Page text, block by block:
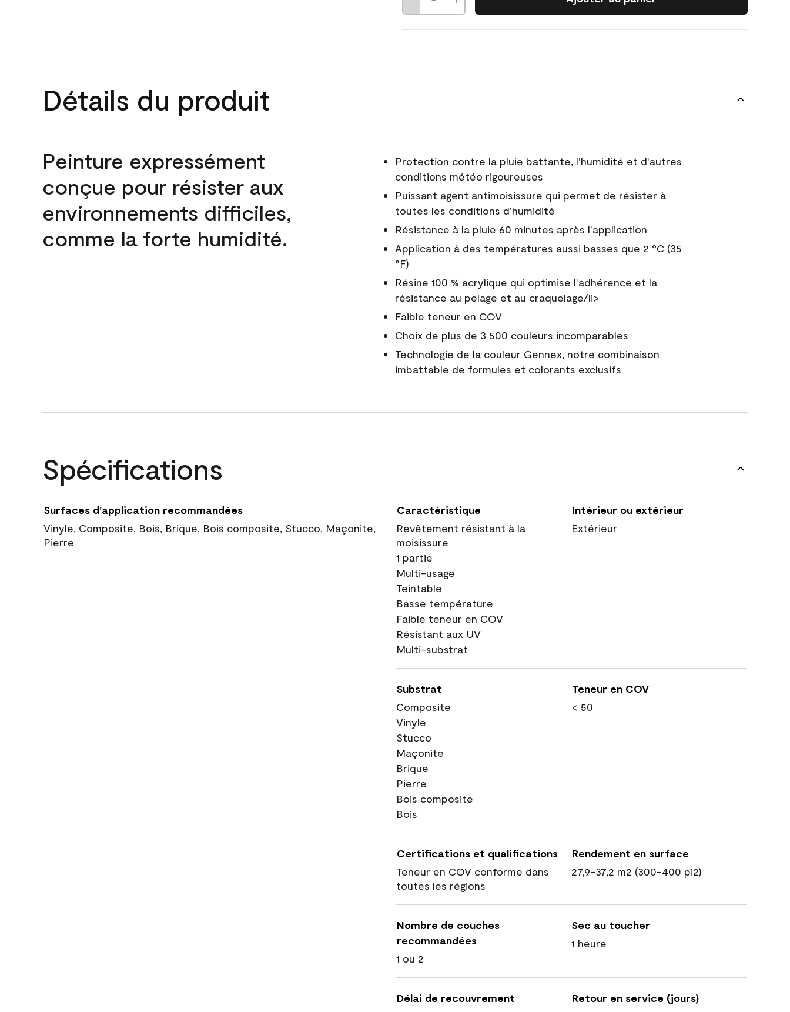
Détails du produit
Peinture expressément
conçue pour résister aux
environnements difficiles,
comme la forte humidité.
Protection contre la pluie battante, l'humidité et d'autres
conditions météo rigoureuses
Puissant agent antimoisissure qui permet de résister à
toutes les conditions d'humidité
Résistance à la pluie 60 minutes après l'application
Application à des températures aussi basses que 2 °C (35
°F)
Résine 100 % acrylique qui optimise l'adhérence et la
résistance au pelage et au craquelage/li>
Faible teneur en COV
Choix de plus de 3 500 couleurs incomparables
Technologie de la couleur Gennex, notre combinaison
imbattable de formules et colorants exclusifs
Spécifications
Surfaces d’application recommandées
Vinyle, Composite, Bois, Brique, Bois composite, Stucco, Maçonite,
Pierre
Caractéristique
Revêtement résistant à la
moisissure
1 partie
Multi-usage
Teintable
Basse température
Faible teneur en COV
Résistant aux UV
Multi-substrat
Intérieur ou extérieur
Extérieur
Substrat
Composite
Vinyle
Stucco
Maçonite
Brique
Pierre
Bois composite
Bois
Teneur en COV
< 50
Certifications et qualifications
Teneur en COV conforme dans
toutes les régions
Rendement en surface
27,9-37,2 m2 (300-400 pi2)
Nombre de couches
recommandées
1 ou 2
Sec au toucher
1 heure
Délai de recouvrement
Retour en service (jours)